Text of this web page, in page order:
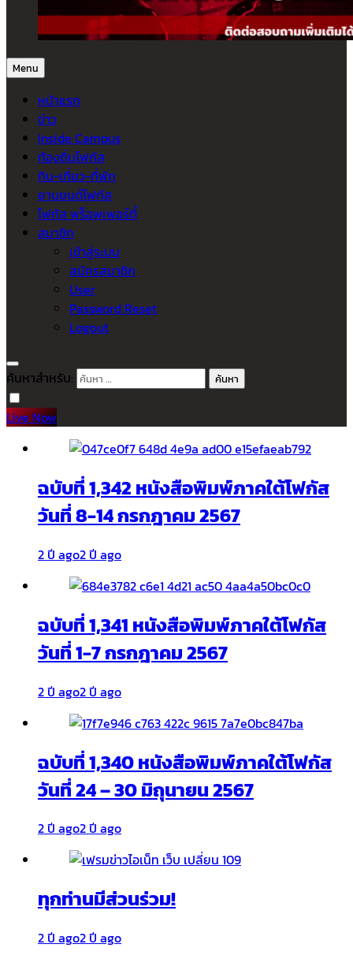
Menu
หน้าแรก
ข่าว
Inside Campus
ท้องถิ่นโฟกัส
กิน-เที่ยว-ที่พัก
ยานยนต์โฟกัส
โฟกัส พร็อพเพอร์ตี้
สมาชิก
เข้าสู่ระบบ
สมัครสมาชิก
User
Password Reset
Logout
ค้นหาสำหรับ:
Live Now
ฉบับที่ 1,342 หนังสือพิมพ์ภาคใต้โฟกัส
วันที่ 8-14 กรกฎาคม 2567
2 ปี ago2 ปี ago
ฉบับที่ 1,341 หนังสือพิมพ์ภาคใต้โฟกัส
วันที่ 1-7 กรกฎาคม 2567
2 ปี ago2 ปี ago
ฉบับที่ 1,340 หนังสือพิมพ์ภาคใต้โฟกัส
วันที่ 24 – 30 มิถุนายน 2567
2 ปี ago2 ปี ago
ทุกท่านมีส่วนร่วม!
2 ปี ago2 ปี ago